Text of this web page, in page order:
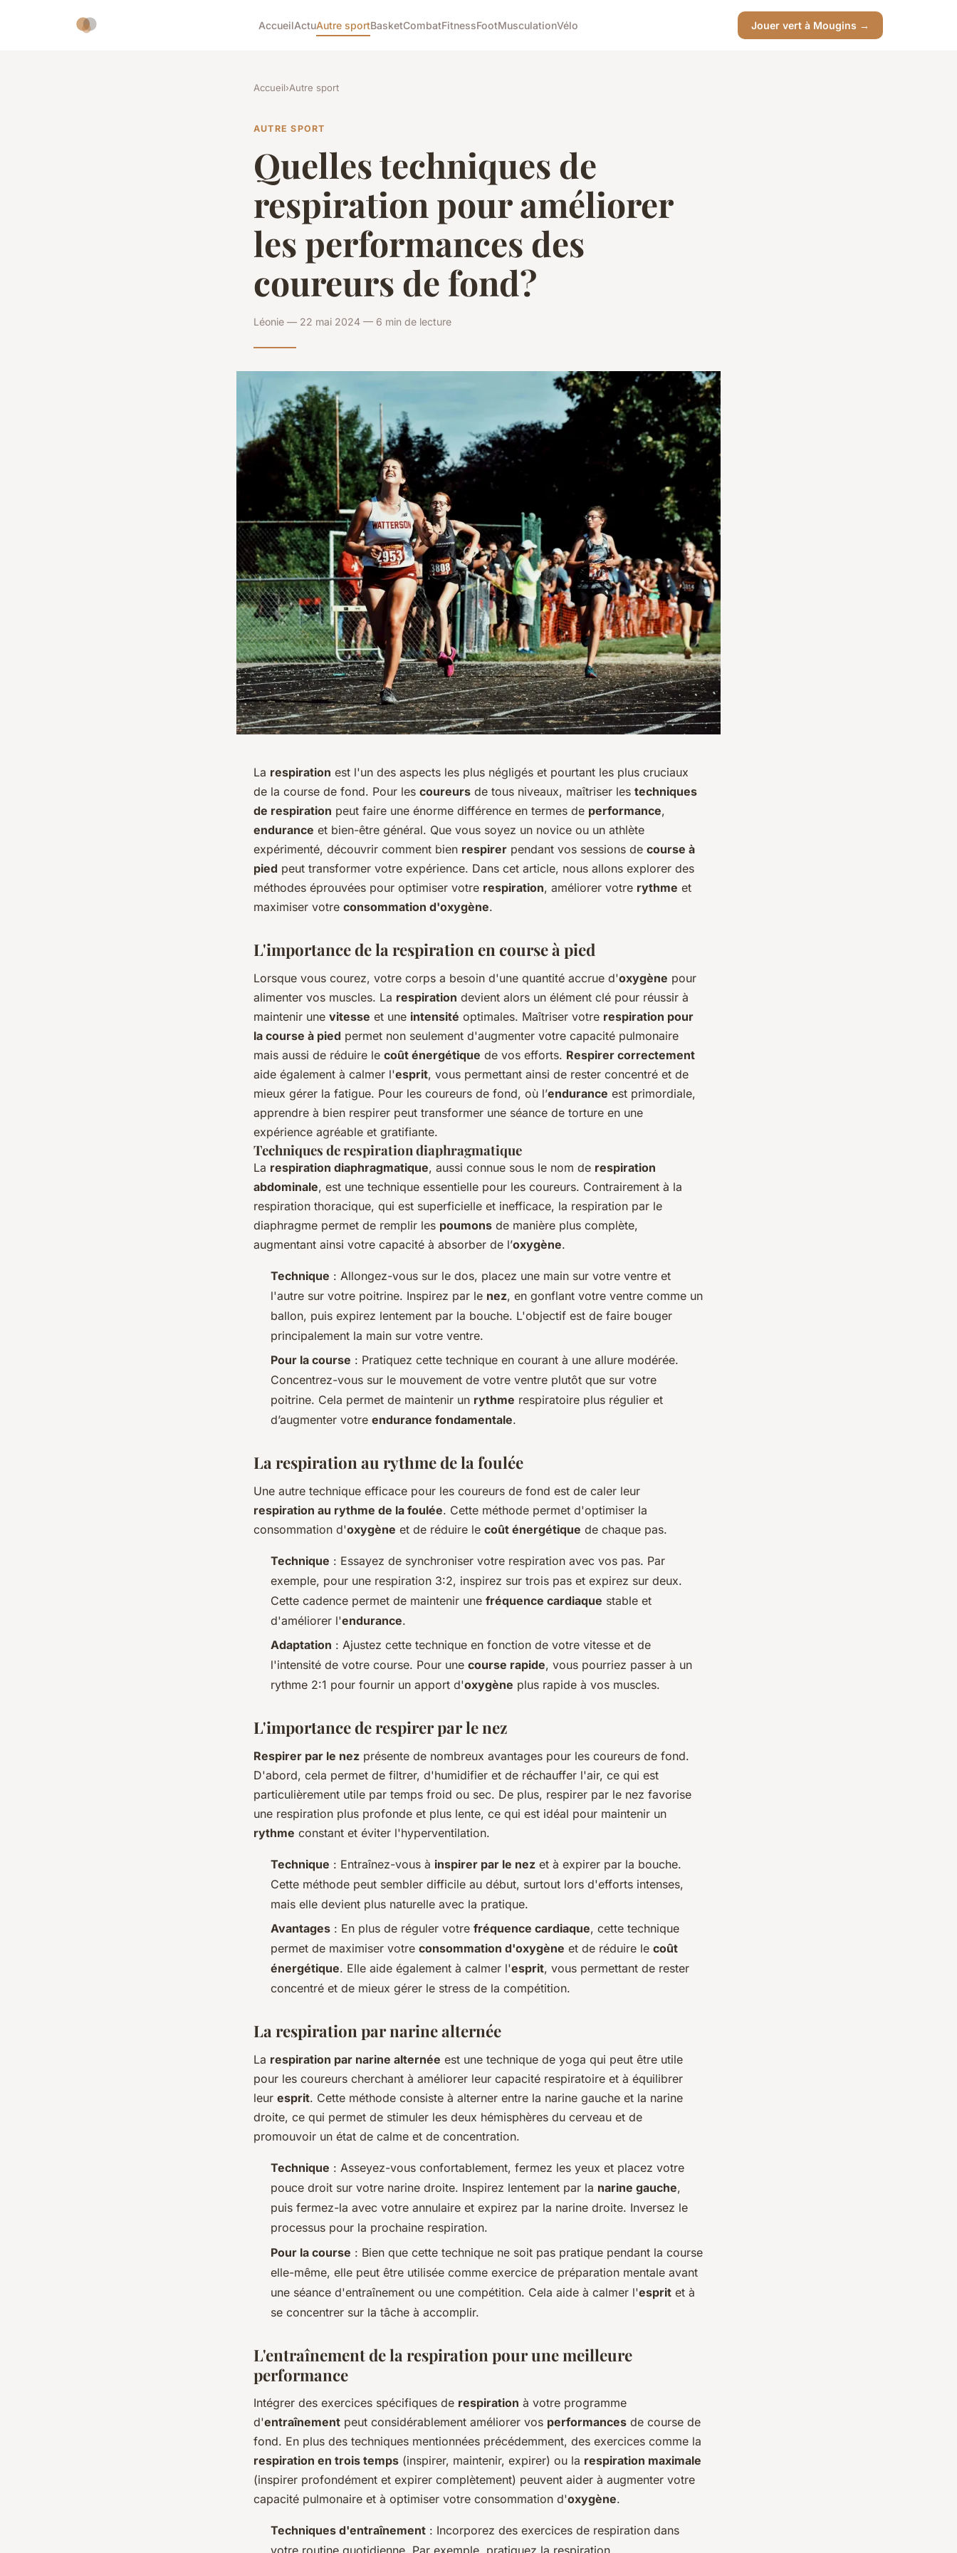
AccueilActuAutre sportBasketCombatFitnessFootMusculationVélo Jouer vert à Mougins →
Accueil›Autre sport
AUTRE SPORT
Quelles techniques de
respiration pour améliorer
les performances des
coureurs de fond?
Léonie — 22 mai 2024 — 6 min de lecture
La respiration est l'un des aspects les plus négligés et pourtant les plus cruciaux
de la course de fond. Pour les coureurs de tous niveaux, maîtriser les techniques
de respiration peut faire une énorme différence en termes de performance,
endurance et bien-être général. Que vous soyez un novice ou un athlète
expérimenté, découvrir comment bien respirer pendant vos sessions de course à
pied peut transformer votre expérience. Dans cet article, nous allons explorer des
méthodes éprouvées pour optimiser votre respiration, améliorer votre rythme et
maximiser votre consommation d'oxygène.
L'importance de la respiration en course à pied
Lorsque vous courez, votre corps a besoin d'une quantité accrue d'oxygène pour
alimenter vos muscles. La respiration devient alors un élément clé pour réussir à
maintenir une vitesse et une intensité optimales. Maîtriser votre respiration pour
la course à pied permet non seulement d'augmenter votre capacité pulmonaire
mais aussi de réduire le coût énergétique de vos efforts. Respirer correctement
aide également à calmer l'esprit, vous permettant ainsi de rester concentré et de
mieux gérer la fatigue. Pour les coureurs de fond, où l’endurance est primordiale,
apprendre à bien respirer peut transformer une séance de torture en une
expérience agréable et gratifiante.
Techniques de respiration diaphragmatique
La respiration diaphragmatique, aussi connue sous le nom de respiration
abdominale, est une technique essentielle pour les coureurs. Contrairement à la
respiration thoracique, qui est superficielle et inefficace, la respiration par le
diaphragme permet de remplir les poumons de manière plus complète,
augmentant ainsi votre capacité à absorber de l’oxygène.
Technique : Allongez-vous sur le dos, placez une main sur votre ventre et
l'autre sur votre poitrine. Inspirez par le nez, en gonflant votre ventre comme un
ballon, puis expirez lentement par la bouche. L'objectif est de faire bouger
principalement la main sur votre ventre.
Pour la course : Pratiquez cette technique en courant à une allure modérée.
Concentrez-vous sur le mouvement de votre ventre plutôt que sur votre
poitrine. Cela permet de maintenir un rythme respiratoire plus régulier et
d’augmenter votre endurance fondamentale.
La respiration au rythme de la foulée
Une autre technique efficace pour les coureurs de fond est de caler leur
respiration au rythme de la foulée. Cette méthode permet d'optimiser la
consommation d'oxygène et de réduire le coût énergétique de chaque pas.
Technique : Essayez de synchroniser votre respiration avec vos pas. Par
exemple, pour une respiration 3:2, inspirez sur trois pas et expirez sur deux.
Cette cadence permet de maintenir une fréquence cardiaque stable et
d'améliorer l'endurance.
Adaptation : Ajustez cette technique en fonction de votre vitesse et de
l'intensité de votre course. Pour une course rapide, vous pourriez passer à un
rythme 2:1 pour fournir un apport d'oxygène plus rapide à vos muscles.
L'importance de respirer par le nez
Respirer par le nez présente de nombreux avantages pour les coureurs de fond.
D'abord, cela permet de filtrer, d'humidifier et de réchauffer l'air, ce qui est
particulièrement utile par temps froid ou sec. De plus, respirer par le nez favorise
une respiration plus profonde et plus lente, ce qui est idéal pour maintenir un
rythme constant et éviter l'hyperventilation.
Technique : Entraînez-vous à inspirer par le nez et à expirer par la bouche.
Cette méthode peut sembler difficile au début, surtout lors d'efforts intenses,
mais elle devient plus naturelle avec la pratique.
Avantages : En plus de réguler votre fréquence cardiaque, cette technique
permet de maximiser votre consommation d'oxygène et de réduire le coût
énergétique. Elle aide également à calmer l'esprit, vous permettant de rester
concentré et de mieux gérer le stress de la compétition.
La respiration par narine alternée
La respiration par narine alternée est une technique de yoga qui peut être utile
pour les coureurs cherchant à améliorer leur capacité respiratoire et à équilibrer
leur esprit. Cette méthode consiste à alterner entre la narine gauche et la narine
droite, ce qui permet de stimuler les deux hémisphères du cerveau et de
promouvoir un état de calme et de concentration.
Technique : Asseyez-vous confortablement, fermez les yeux et placez votre
pouce droit sur votre narine droite. Inspirez lentement par la narine gauche,
puis fermez-la avec votre annulaire et expirez par la narine droite. Inversez le
processus pour la prochaine respiration.
Pour la course : Bien que cette technique ne soit pas pratique pendant la course
elle-même, elle peut être utilisée comme exercice de préparation mentale avant
une séance d'entraînement ou une compétition. Cela aide à calmer l'esprit et à
se concentrer sur la tâche à accomplir.
L'entraînement de la respiration pour une meilleure
performance
Intégrer des exercices spécifiques de respiration à votre programme
d'entraînement peut considérablement améliorer vos performances de course de
fond. En plus des techniques mentionnées précédemment, des exercices comme la
respiration en trois temps (inspirer, maintenir, expirer) ou la respiration maximale
(inspirer profondément et expirer complètement) peuvent aider à augmenter votre
capacité pulmonaire et à optimiser votre consommation d'oxygène.
Techniques d'entraînement : Incorporez des exercices de respiration dans